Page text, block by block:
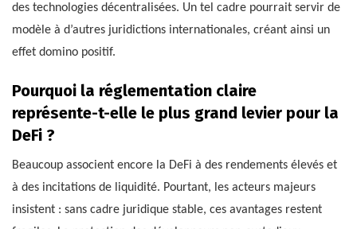
des technologies décentralisées. Un tel cadre pourrait servir de
modèle à d’autres juridictions internationales, créant ainsi un
effet domino positif.
Pourquoi la réglementation claire
représente-t-elle le plus grand levier pour la
DeFi ?
Beaucoup associent encore la DeFi à des rendements élevés et
à des incitations de liquidité. Pourtant, les acteurs majeurs
insistent : sans cadre juridique stable, ces avantages restent